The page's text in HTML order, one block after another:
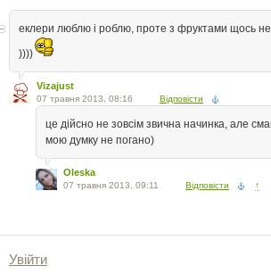
еклери люблю і роблю, проте з фруктами щось
))))
Vizajust
07 травня 2013, 08:16 Відповісти
це дійсно не зовсім звична начинка, але
мою думку не погано)
Oleska
07 травня 2013, 09:11 Відповісти ↑
Увійти